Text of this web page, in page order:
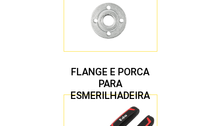
FLANGE E PORCA
PARA
ESMERILHADEIRA
4.1/2″ 20,00 MM